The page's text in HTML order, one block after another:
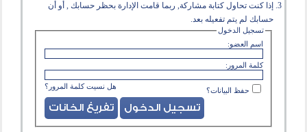
إذا كنت تحاول كتابة مشاركة, ربما قامت الإدارة بحظر حسابك , أو أن
حسابك لم يتم تفعيله بعد.
تسجيل الدخول
اسم العضو:
كلمة المرور:
هل نسيت كلمة المرور؟ حفظ البيانات؟